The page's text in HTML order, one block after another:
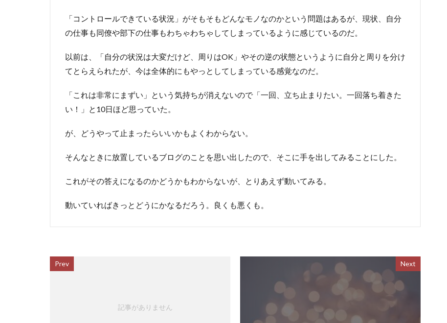
「コントロールできている状況」がそもそもどんなモノなのかという問題はあるが、現状、自分
の仕事も同僚や部下の仕事もわちゃわちゃしてしまっているように感じているのだ。
以前は、「自分の状況は大変だけど、周りはOK」やその逆の状態というように自分と周りを分け
てとらえられたが、今は全体的にもやっとしてしまっている感覚なのだ。
「これは非常にまずい」という気持ちが消えないので「一回、立ち止まりたい。一回落ち着きた
い！」と10日ほど思っていた。
が、どうやって止まったらいいかもよくわからない。
そんなときに放置しているブログのことを思い出したので、そこに手を出してみることにした。
これがその答えになるのかどうかもわからないが、とりあえず動いてみる。
動いていればきっとどうにかなるだろう。良くも悪くも。
Prev
記事がありません
Next